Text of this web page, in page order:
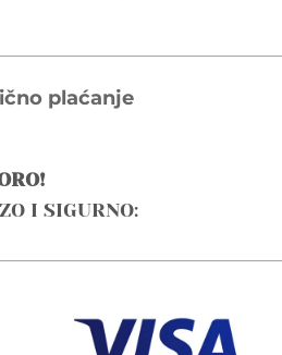
plaćanje
I SIGURNO: